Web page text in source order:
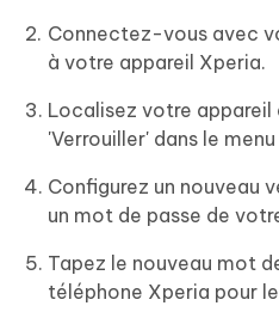
Connectez-vous avec
à votre appareil Xperia.
Localisez votre
'Verrouiller' dans le
Configurez un nouveau
un mot de passe de
Tapez le nouveau mot
téléphone Xperia pour